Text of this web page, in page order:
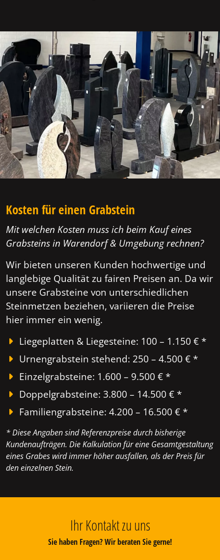
Kosten für einen Grabstein
Mit welchen Kosten muss ich beim Kauf eines
Grabsteins in Warendorf & Umgebung rechnen?
Wir bieten unseren Kunden hochwertige und
langlebige Qualität zu fairen Preisen an. Da wir
unsere Grabsteine von unterschiedlichen
Steinmetzen beziehen, variieren die Preise
hier immer ein wenig.
Liegeplatten & Liegesteine: 100 – 1.150 € *
Urnengrabstein stehend: 250 – 4.500 € *
Einzelgrabsteine: 1.600 – 9.500 € *
Doppelgrabsteine: 3.800 – 14.500 € *
Familiengrabsteine: 4.200 – 16.500 € *
* Diese Angaben sind Referenzpreise durch bisherige
Kundenaufträgen. Die Kalkulation für eine Gesamtgestaltung
eines Grabes wird immer höher ausfallen, als der Preis für
den einzelnen Stein.
Ihr Kontakt zu uns
Sie haben Fragen? Wir beraten Sie gerne!